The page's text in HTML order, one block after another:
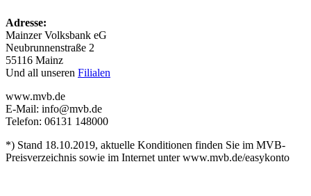
Adresse:
Mainzer Volksbank eG
Neubrunnenstraße 2
55116 Mainz
Und all unseren Filialen
www.mvb.de
E-Mail: info@mvb.de
Telefon: 06131 148000
*) Stand 18.10.2019, aktuelle Konditionen finden Sie im MVB-
Preisverzeichnis sowie im Internet unter www.mvb.de/easykonto